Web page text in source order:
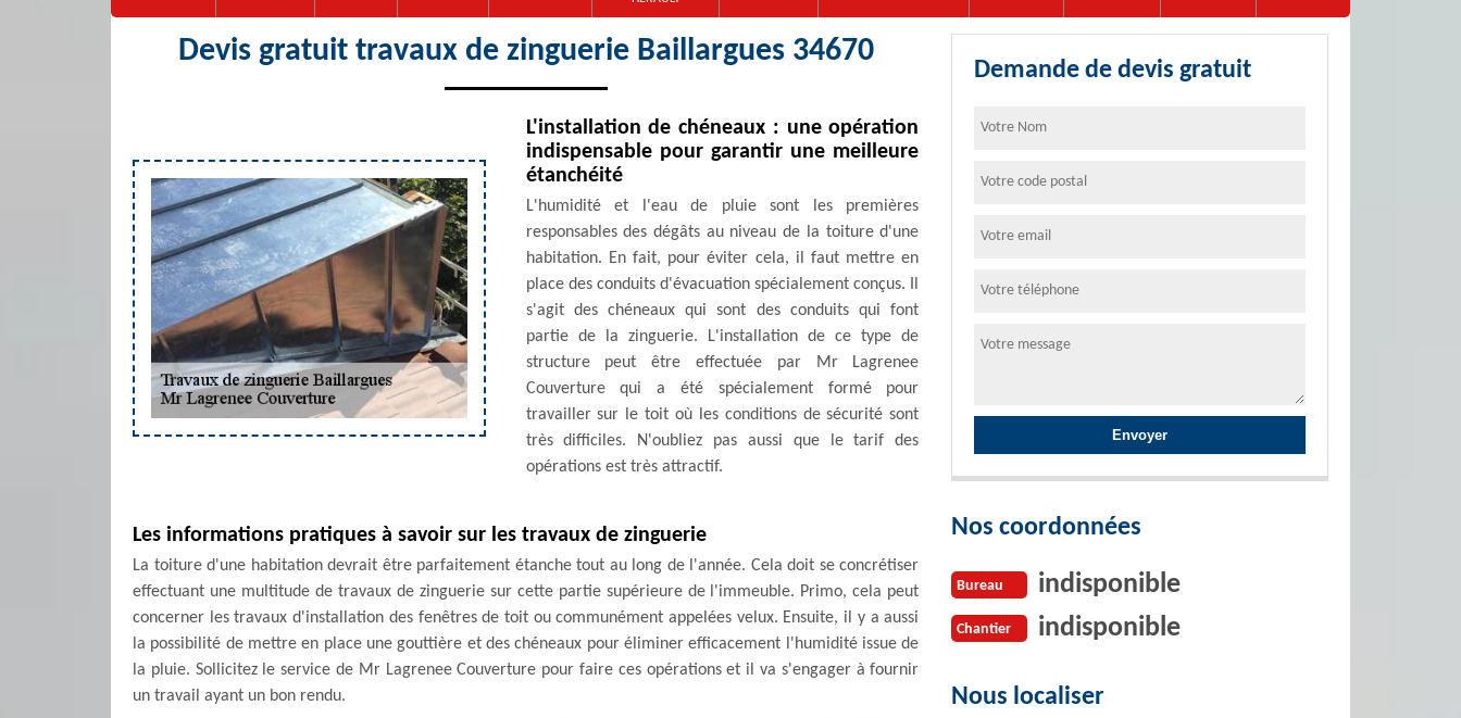
Devis gratuit travaux de zinguerie Baillargues 34670
L'installation de chéneaux : une opération
indispensable pour garantir une meilleure
étanchéité
L'humidité et l'eau de pluie sont les premières
responsables des dégâts au niveau de la toiture d'une
habitation. En fait, pour éviter cela, il faut mettre en
place des conduits d'évacuation spécialement conçus. Il
s'agit des chéneaux qui sont des conduits qui font
partie de la zinguerie. L'installation de ce type de
structure peut être effectuée par Mr Lagrenee
Couverture qui a été spécialement formé pour
travailler sur le toit où les conditions de sécurité sont
très difficiles. N'oubliez pas aussi que le tarif des
opérations est très attractif.
Les informations pratiques à savoir sur les travaux de zinguerie
La toiture d'une habitation devrait être parfaitement étanche tout au long de l'année. Cela doit se concrétiser
effectuant une multitude de travaux de zinguerie sur cette partie supérieure de l'immeuble. Primo, cela peut
concerner les travaux d'installation des fenêtres de toit ou communément appelées velux. Ensuite, il y a aussi
la possibilité de mettre en place une gouttière et des chéneaux pour éliminer efficacement l'humidité issue de
la pluie. Sollicitez le service de Mr Lagrenee Couverture pour faire ces opérations et il va s'engager à fournir
un travail ayant un bon rendu.
Demande de devis gratuit
Nos coordonnées
Bureau indisponible
Chantier indisponible
Nous localiser